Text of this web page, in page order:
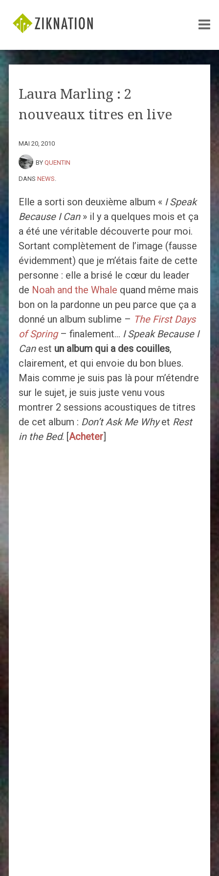
Laura Marling : 2
nouveaux titres en live
MAI 20, 2010
BY QUENTIN
DANS NEWS
Elle a sorti son deuxième album « I Speak
Because I Can» il y a quelques mois et ça
a été une véritable découverte pour moi.
Sortant complètement de l’image (fausse
évidemment) que je m’étais faite de cette
personne : elle a brisé le cœur du leader
de Noah and the Whale quand même mais
bon on la pardonne un peu parce que ça a
donné un album sublime – The First Days
of Spring– finalement… I Speak Because I
Can est un album qui a des couilles,
clairement, et qui envoie du bon blues.
Mais comme je suis pas là pour m’étendre
sur le sujet, je suis juste venu vous
montrer 2 sessions acoustiques de titres
de cet album : Don’t Ask Me Whyet Rest
in the Bed. [Acheter]